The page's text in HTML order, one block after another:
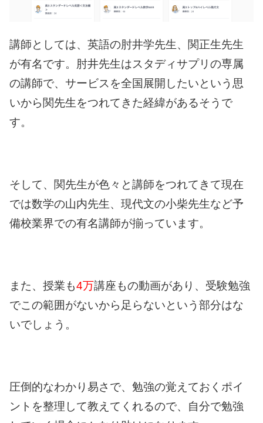
講師としては、英語の肘井学先生、関正生先生
が有名です。肘井先生はスタディサプリの専属
の講師で、サービスを全国展開したいという思
いから関先生をつれてきた経緯があるそうで
す。
そして、関先生が色々と講師をつれてきて現在
では数学の山内先生、現代文の小柴先生など予
備校業界での有名講師が揃っています。
また、授業も4万講座もの動画があり、受験勉強
でこの範囲がないから足らないという部分はな
いでしょう。
圧倒的なわかり易さで、勉強の覚えておくポイ
ントを整理して教えてくれるので、自分で勉強